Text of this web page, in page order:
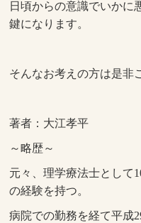
日頃からの意識でいかに
鍵になります。
そんなお考えの方は是非
著者：大江孝平
～略歴～
元々、理学療法士として
の経験を持つ。
病院での勤務を経て平成